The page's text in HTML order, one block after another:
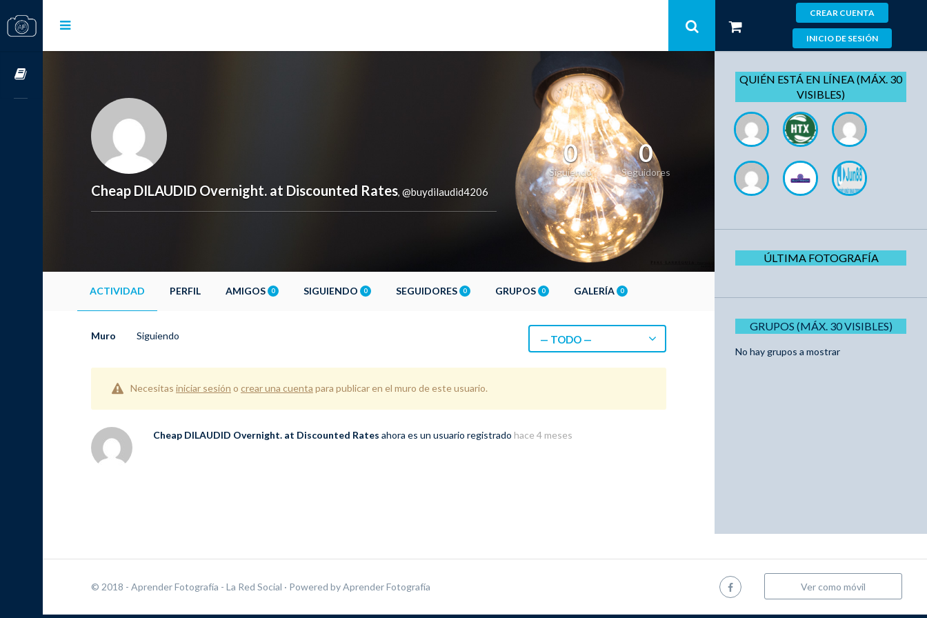
CREAR CUENTA
INICIO DE SESIÓN
Cheap DILAUDID Overnight. at Discounted Rates, @buydilaudid4206
0
Siguiendo
0
Seguidores
ACTIVIDAD PERFIL AMIGOS 0 SIGUIENDO 0 SEGUIDORES 0 GRUPOS 0 GALERÍA 0
Muro Siguiendo — TODO —
Necesitas iniciar sesión o crear una cuenta para publicar en el muro de este usuario.
Cheap DILAUDID Overnight. at Discounted Rates ahora es un usuario registrado hace 4 meses
QUIÉN ESTÁ EN LÍNEA (MÁX. 30
VISIBLES)
ÚLTIMA FOTOGRAFÍA
GRUPOS (MÁX. 30 VISIBLES)
No hay grupos a mostrar
© 2018 - Aprender Fotografía - La Red Social · Powered byAprender Fotografía